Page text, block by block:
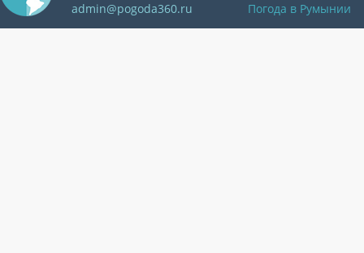
admin@pogoda360.ru
Погода в Румынии